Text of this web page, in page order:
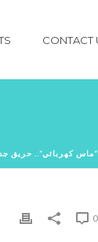
CONTACT
كهربائي”.. حريق
0